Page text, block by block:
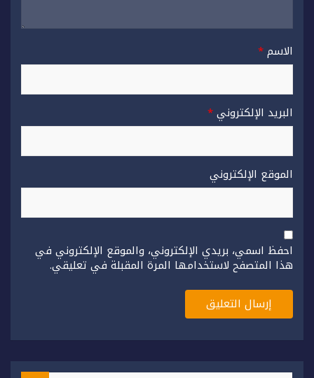
الاسم*
البريد الإلكتروني*
الموقع الإلكتروني
احفظ اسمي، بريدي الإلكتروني، والموقع الإلكتروني في
هذا المتصفح لاستخدامها المرة المقبلة في تعليقي.